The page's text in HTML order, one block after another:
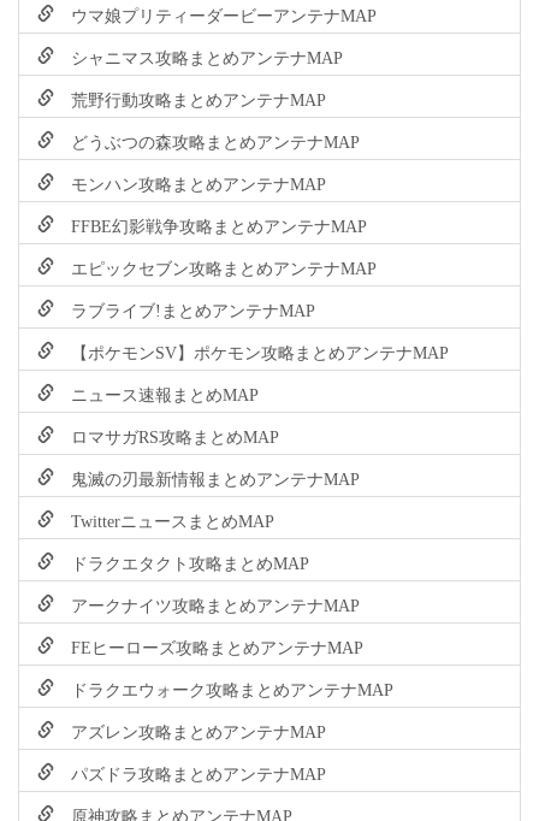
ウマ娘プリティーダービーアンテナMAP
シャニマス攻略まとめアンテナMAP
荒野行動攻略まとめアンテナMAP
どうぶつの森攻略まとめアンテナMAP
モンハン攻略まとめアンテナMAP
FFBE幻影戦争攻略まとめアンテナMAP
エピックセブン攻略まとめアンテナMAP
ラブライブ!まとめアンテナMAP
【ポケモンSV】ポケモン攻略まとめアンテナMAP
ニュース速報まとめMAP
ロマサガRS攻略まとめMAP
鬼滅の刃最新情報まとめアンテナMAP
TwitterニュースまとめMAP
ドラクエタクト攻略まとめMAP
アークナイツ攻略まとめアンテナMAP
FEヒーローズ攻略まとめアンテナMAP
ドラクエウォーク攻略まとめアンテナMAP
アズレン攻略まとめアンテナMAP
パズドラ攻略まとめアンテナMAP
原神攻略まとめアンテナMAP